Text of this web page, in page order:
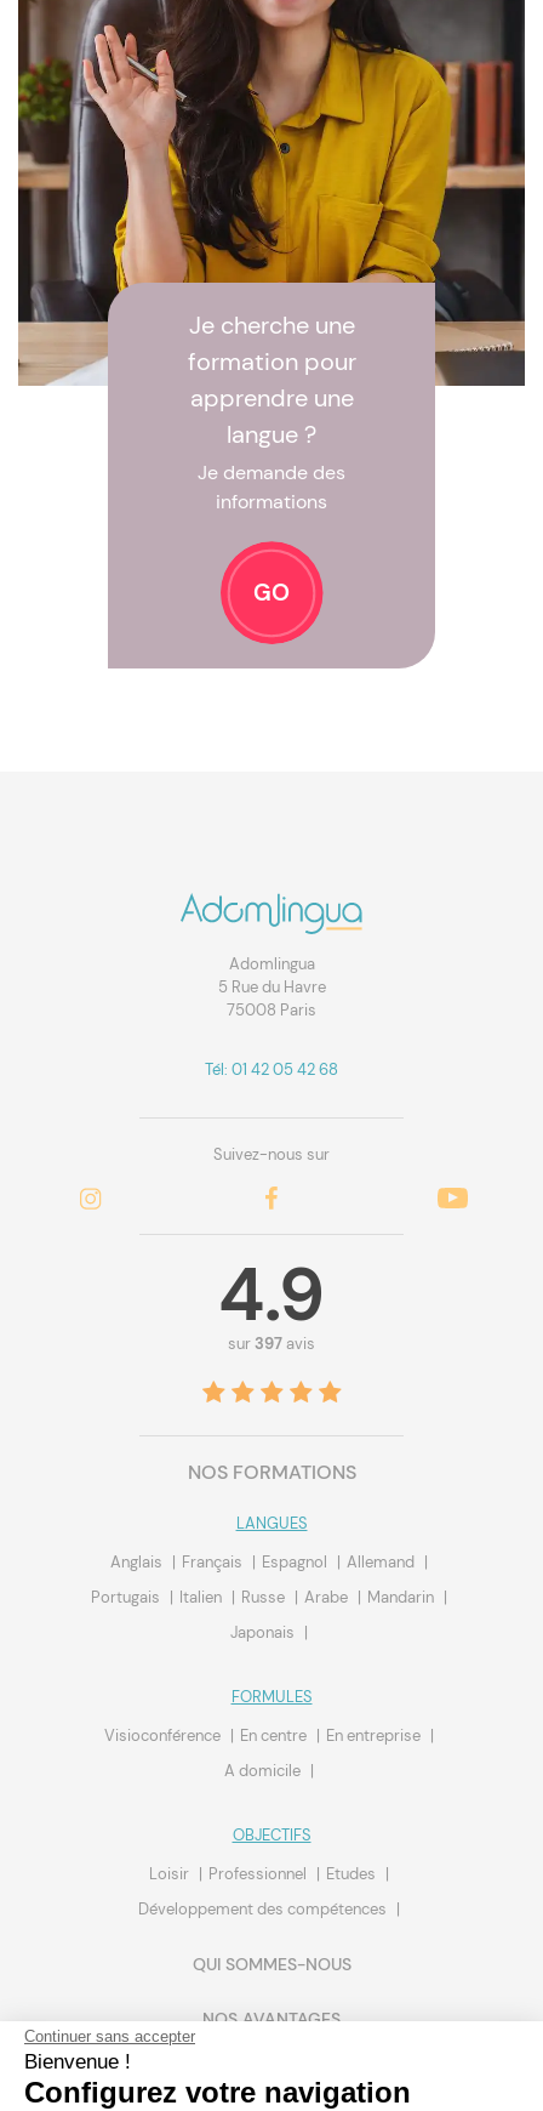
Continuer sans accepter
Bienvenue !
Configurez votre navigation
Je cherche une
formation pour
apprendre une
langue ?
Je demande des
informations
GO
Adomlingua
5 Rue du Havre
75008 Paris
Tél: 01 42 05 42 68
Suivez-nous sur
4.9
sur397 avis
NOS FORMATIONS
LANGUES
Anglais
Français Espagnol
Allemand
Portugais
Italien Russe Arabe
Mandarin
Japonais
FORMULES
Visioconférence
En centre
En entreprise
A domicile
OBJECTIFS
Loisir
Professionnel
Etudes
Développement des compétences
QUI SOMMES-NOUS
NOS AVANTAGES